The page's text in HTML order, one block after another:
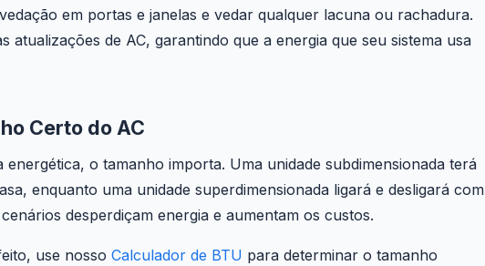
em portas e janelas e vedar qualquer lacuna ou rachadura.
atualizações de AC, garantindo que a energia que seu sistema usa
Certo do AC
energética, o tamanho importa. Uma unidade subdimensionada terá
enquanto uma unidade superdimensionada ligará e desligará com
desperdiçam energia e aumentam os custos.
use nosso Calculador de BTU para determinar o tamanho